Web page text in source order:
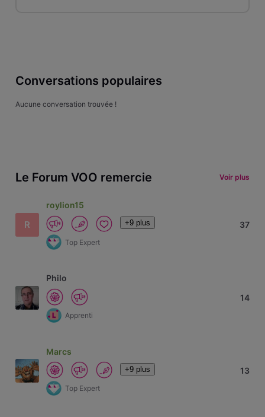
Conversations populaires
Aucune conversation trouvée !
Le Forum VOO remercie Voir plus
R
roylion15
+9 plus
Top Expert
37
Philo
Apprenti
14
Marcs
+9 plus
Top Expert
13